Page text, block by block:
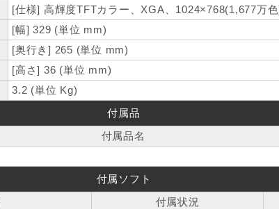
[仕様] 高輝度TFTカラー、XGA、1024×768(1,677万
[幅] 329 (単位 mm)
[奥行き] 265 (単位 mm)
[高さ] 36 (単位 mm)
3.2 (単位 Kg)
付属品
付属品名
付属ソフト
付属状況